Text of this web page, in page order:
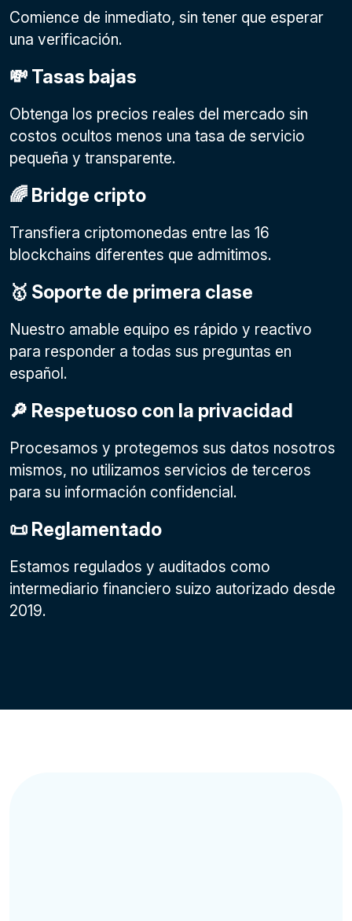
Comience de inmediato, sin tener que esperar
una verificación.
💸 Tasas bajas
Obtenga los precios reales del mercado sin
costos ocultos menos una tasa de servicio
pequeña y transparente.
🌈 Bridge cripto
Transfiera criptomonedas entre las 16
blockchains diferentes que admitimos.
🥇 Soporte de primera clase
Nuestro amable equipo es rápido y reactivo
para responder a todas sus preguntas en
español.
🔎 Respetuoso con la privacidad
Procesamos y protegemos sus datos nosotros
mismos, no utilizamos servicios de terceros
para su información confidencial.
📜 Reglamentado
Estamos regulados y auditados como
intermediario financiero suizo autorizado desde
2019.